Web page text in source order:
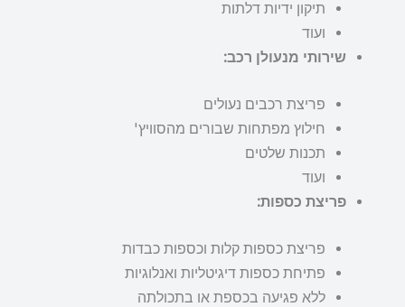
תיקון ידיות דלתות
ועוד
שירותי מנעולן רכב:
פריצת רכבים נעולים
חילוץ מפתחות שבורים מהסוויץ'
תכנות שלטים
ועוד
פריצת כספות:
פריצת כספות קלות וכספות כבדות
פתיחת כספות דיגיטליות ואנלוגיות
ללא פגיעה בכספת או בתכולתה